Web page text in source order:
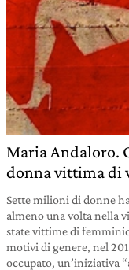
Maria Andaloro.
donna vittima di
Sette milioni di donne
almeno una volta nella
state vittime di
motivi di genere, nel
occupato, un’iniziativa